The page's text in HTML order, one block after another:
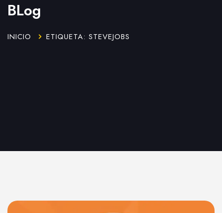
BLog
INICIO ETIQUETA: STEVEJOBS